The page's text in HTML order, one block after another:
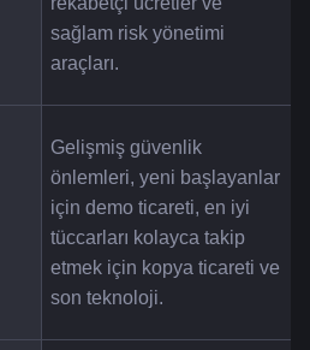
sağlam risk yönetimi
araçları.
Gelişmiş güvenlik
önlemleri, yeni başlayanlar
için demo ticareti, en iyi
tüccarları kolayca takip
etmek için kopya ticareti ve
son teknoloji.